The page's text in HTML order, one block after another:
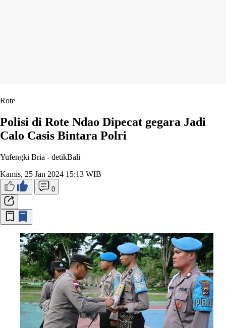
Rote
Polisi di Rote Ndao Dipecat gegara Jadi
Calo Casis Bintara Polri
Yufengki Bria - detikBali
Kamis, 25 Jan 2024 15:13 WIB
0